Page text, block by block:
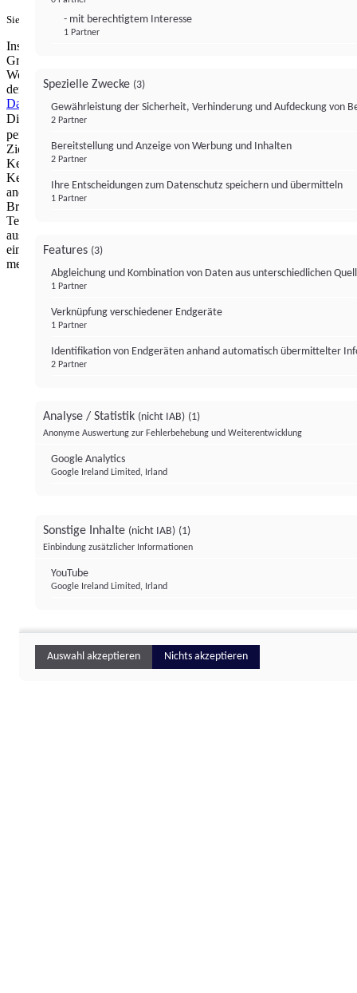
Sie haben ein PUR-Abo?Hier anmelden.
Institutional Money mit Werbung: Wir nutzen aus wirtschaftlichen
Gründen die Möglichkeit, unsere Webseite Dritten als digitalen
Werbeplatz zur Verfügung zu stellen. Über Verarbeitungen, die in
der Verantwortung von uns liegen, können Sie sich in unserer
Datenschutzerklärungnäher informieren.Zur Bereitstellung unserer
Dienste nutzen wir Technologien von
personalisierte Werbung, Messung von Werbeleistung und
Zielgruppenforschung. Cookies, Endgeräte- oder ähnliche Online-
Kennungen (z. B. login-basierte Kennungen, zufällig generierte
Kennungen, netzwerkbasierte Kennungen) können zusammen mit
anderen Informationen (z. B. Browsertyp und
Browserinformationen, Sprache, Bildschirmgröße, unterstützte
Technologien usw.) auf Ihrem Endgerät gespeichert oder von dort
ausgelesen werden, um es jedes Mal wiederzuerkennen, wenn es
eine App oder einer Webseite aufruft. Dies geschieht für einen oder
mehrere der hier aufgeführten Verarbeitungszwecke.
- mit berechtigtem Interesse
1 Partner
Spezielle Zwecke (3)
Gewährleistung der Sicherheit, Verhinderung und Aufdeckung von
2 Partner
Bereitstellung und Anzeige von Werbung und Inhalten
2 Partner
Ihre Entscheidungen zum Datenschutz speichern und übermitteln
1 Partner
Features (3)
Abgleichung und Kombination von Daten aus unterschiedlichen
1 Partner
Verknüpfung verschiedener Endgeräte
1 Partner
Identifikation von Endgeräten anhand automatisch übermittelter
2 Partner
Analyse / Statistik (nicht IAB) (1)
Anonyme Auswertung zur Fehlerbehebung und Weiterentwicklung
Google Analytics
Google Ireland Limited, Irland
Sonstige Inhalte (nicht IAB) (1)
Einbindung zusätzlicher Informationen
YouTube
Google Ireland Limited, Irland
Auswahl akzeptieren Nichts akzeptieren
Institutional Money
ImpressumDatenschutzerklärung